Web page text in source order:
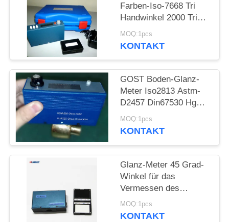
Farben-Iso-7668 Tri
Handwinkel 2000 Tri
Digital
MOQ:1pcs
KONTAKT
GOST Boden-Glanz-
Meter Iso2813 Astm-
D2457 Din67530 Hgm-
B20
MOQ:1pcs
KONTAKT
Glanz-Meter 45 Grad-
Winkel für das
Vermessen des
Plastikfilmes, Keramik-
Glanzgrad-Meter
MOQ:1pcs
KONTAKT